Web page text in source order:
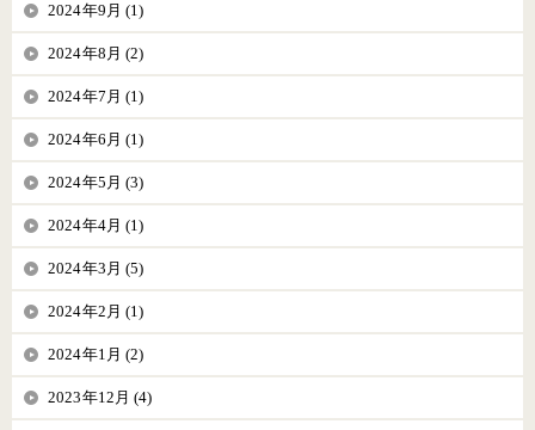
2024年9月 (1)
2024年8月 (2)
2024年7月 (1)
2024年6月 (1)
2024年5月 (3)
2024年4月 (1)
2024年3月 (5)
2024年2月 (1)
2024年1月 (2)
2023年12月 (4)